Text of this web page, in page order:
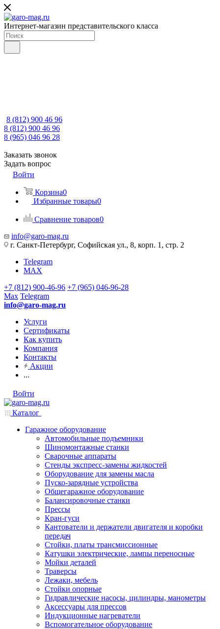
Интернет-магазин представительского класса
8 (812) 900 46 96
8 (812) 900 46 96
8 (965) 046 96 28
Заказать звонок
Задать вопрос
Войти
Корзина0
Избранные товары0
Сравнение товаров0
info@garo-mag.ru
г. Санкт-Петербург, Софийская ул., 8, корп. 1, стр. 2
Telegram
MAX
+7 (812) 900-46-96 +7 (965) 046-96-28
Max Telegram
info@garo-mag.ru
Услуги
Сертификаты
Как купить
Компания
Контакты
Акции
...
Войти
Каталог
Гаражное оборудование
Автомобильные подъемники
Шиномонтажные станки
Сварочные аппараты
Стенды экспресс-замены жидкостей
Оборудование для замены масла
Пуско-зарядные устройства
Общегаражное оборудование
Балансировочные станки
Прессы
Кран-гуси
Кантователи и держатели двигателя и коробки
передач
Стойки, платы трансмиссионные
Катушки электрические, лампы переносные
Мойки деталей
Траверсы
Лежаки, мебель
Стойки опорные
Гидравлические насосы, цилиндры, манометры
Аксессуары для прессов
Индукционные нагреватели
Вспомогательное оборудование